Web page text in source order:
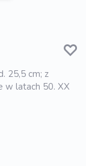
25,5 cm; z
w latach 50. XX